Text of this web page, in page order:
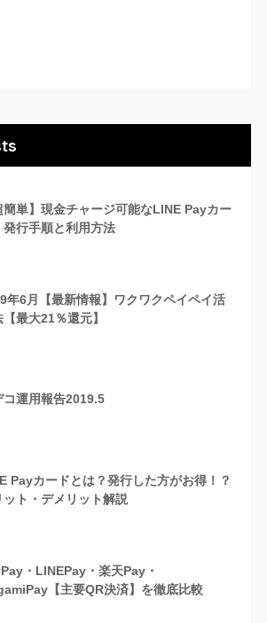
簡単】現金チャージ可能なLINE Payカー
発行手順と利用方法
年6月【最新情報】ワクワクペイペイ活
【最大21％還元】
コ運用報告2019.5
Payカードとは？発行した方がお得！？
ット・デメリット解説
・LINEPay・楽天Pay・
【主要QR決済】を徹底比較